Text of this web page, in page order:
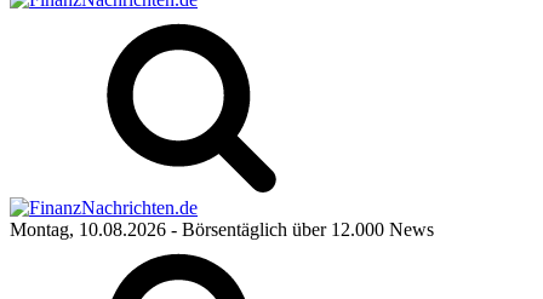
Montag, 10.08.2026 - Börsentäglich über 12.000 News